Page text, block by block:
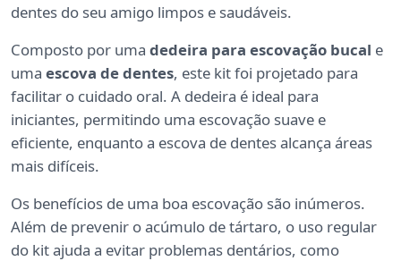
dentes do seu amigo limpos e saudáveis.
Composto por uma dedeira para escovação bucal e
uma escova de dentes, este kit foi projetado para
facilitar o cuidado oral. A dedeira é ideal para
iniciantes, permitindo uma escovação suave e
eficiente, enquanto a escova de dentes alcança áreas
mais difíceis.
Os benefícios de uma boa escovação são inúmeros.
Além de prevenir o acúmulo de tártaro, o uso regular
do kit ajuda a evitar problemas dentários, como